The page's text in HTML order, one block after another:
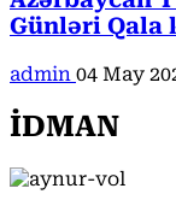
Günləri Qala
admin 04 May
İDMAN